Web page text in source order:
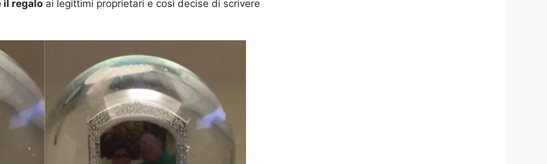
regalo ai legittimi proprietari e così decise di scrivere